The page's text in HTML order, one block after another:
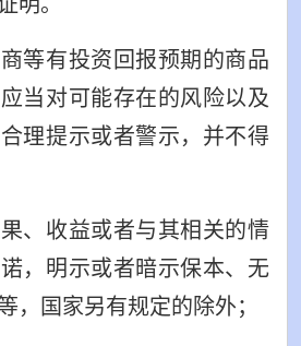
等有投资回报预期的商品
当对可能存在的风险以及
理提示或者警示，并不得
果、收益或者与其相关的情
，明示或者暗示保本、无
，国家另有规定的除外；